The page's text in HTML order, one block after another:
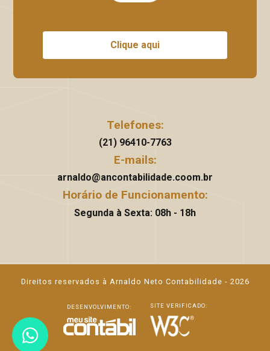
Clique aqui
Telefones:
(21) 96410-7763
E-mails:
arnaldo@ancontabilidade.coom.br
Horário de Funcionamento:
Segunda à Sexta: 08h - 18h
Direitos reservados à Arnaldo Neto Contabilidade - 2026
DESENVOLVIMENTO: SITE VERIFICADO: